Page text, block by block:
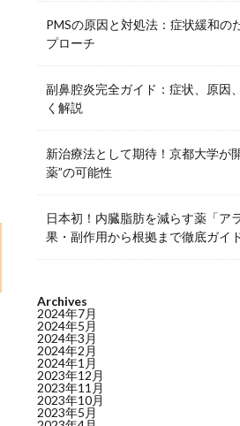
PMSの原因と対処法：症状緩和の
プローチ
副鼻腔炎完全ガイド：症状、原因
く解説
新治療法として期待！京都大学が
薬”の可能性
日本初！内臓脂肪を減らす薬「ア
果・副作用から根拠まで徹底ガイ
Archives
2024年7月
2024年5月
2024年3月
2024年2月
2024年1月
2023年12月
2023年11月
2023年10月
2023年5月